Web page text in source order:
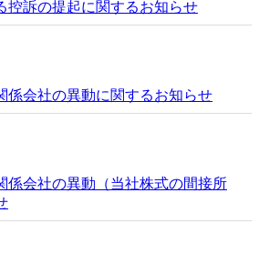
控訴の提起に関するお知らせ
係会社の異動に関するお知らせ
係会社の異動（当社株式の間接所